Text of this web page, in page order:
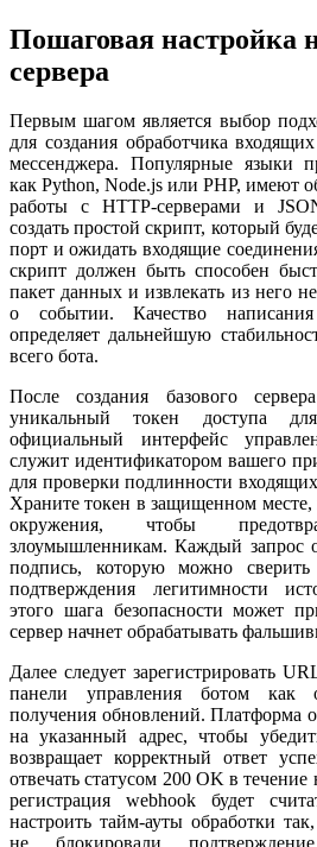
Пошаговая настройка
сервера
Первым шагом является выбор
для создания обработчика
мессенджера. Популярные языки
как Python, Node.js или PHP, имеют
работы с HTTP-серверами и
создать простой скрипт, который
порт и ожидать входящие
скрипт должен быть способен
пакет данных и извлекать из него
о событии. Качество
определяет дальнейшую
всего бота.
После создания базового
уникальный токен доступа
официальный интерфейс
служит идентификатором вашего
для проверки подлинности
Храните токен в защищенном
окружения, чтобы
злоумышленникам. Каждый запрос
подпись, которую можно
подтверждения легитимности
этого шага безопасности может
сервер начнет обрабатывать
Далее следует зарегистрировать
панели управления ботом как
получения обновлений. Платформа
на указанный адрес, чтобы
возвращает корректный ответ
отвечать статусом 200 OK в течение
регистрация webhook будет
настроить тайм-ауты обработки